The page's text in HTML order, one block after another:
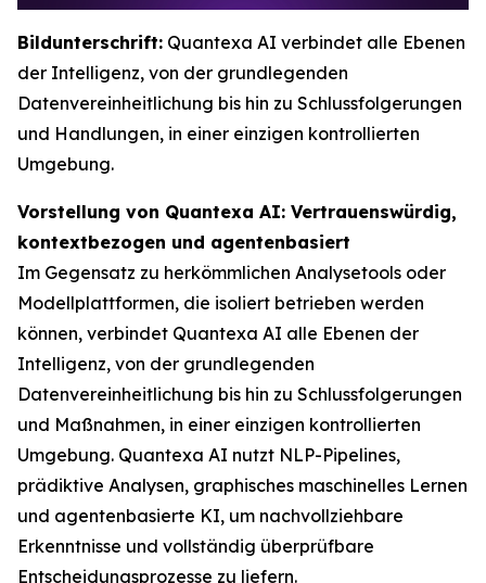
Bildunterschrift: Quantexa AI verbindet alle Ebenen
der Intelligenz, von der grundlegenden
Datenvereinheitlichung bis hin zu Schlussfolgerungen
und Handlungen, in einer einzigen kontrollierten
Umgebung.
Vorstellung von Quantexa AI: Vertrauenswürdig,
kontextbezogen und agentenbasiert
Im Gegensatz zu herkömmlichen Analysetools oder
Modellplattformen, die isoliert betrieben werden
können, verbindet Quantexa AI alle Ebenen der
Intelligenz, von der grundlegenden
Datenvereinheitlichung bis hin zu Schlussfolgerungen
und Maßnahmen, in einer einzigen kontrollierten
Umgebung. Quantexa AI nutzt NLP-Pipelines,
prädiktive Analysen, graphisches maschinelles Lernen
und agentenbasierte KI, um nachvollziehbare
Erkenntnisse und vollständig überprüfbare
Entscheidungsprozesse zu liefern.